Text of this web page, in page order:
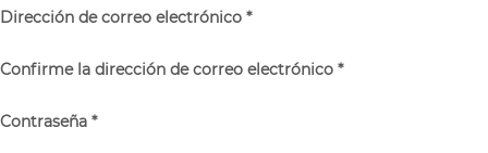
Dirección de correo electrónico *
Confirme la dirección de correo electrónico *
Contraseña *